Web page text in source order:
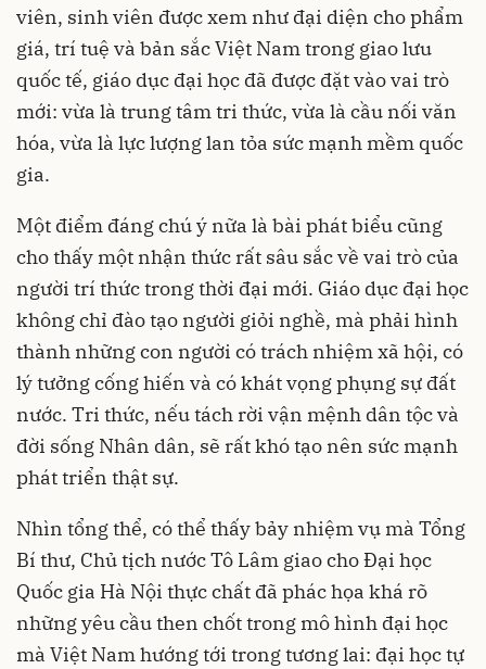
viên, sinh viên được xem như đại diện cho phẩm
giá, trí tuệ và bản sắc Việt Nam trong giao lưu
quốc tế, giáo dục đại học đã được đặt vào vai trò
mới: vừa là trung tâm tri thức, vừa là cầu nối văn
hóa, vừa là lực lượng lan tỏa sức mạnh mềm quốc
gia.
Một điểm đáng chú ý nữa là bài phát biểu cũng
cho thấy một nhận thức rất sâu sắc về vai trò của
người trí thức trong thời đại mới. Giáo dục đại học
không chỉ đào tạo người giỏi nghề, mà phải hình
thành những con người có trách nhiệm xã hội, có
lý tưởng cống hiến và có khát vọng phụng sự đất
nước. Tri thức, nếu tách rời vận mệnh dân tộc và
đời sống Nhân dân, sẽ rất khó tạo nên sức mạnh
phát triển thật sự.
Nhìn tổng thể, có thể thấy bảy nhiệm vụ mà Tổng
Bí thư, Chủ tịch nước Tô Lâm giao cho Đại học
Quốc gia Hà Nội thực chất đã phác họa khá rõ
những yêu cầu then chốt trong mô hình đại học
mà Việt Nam hướng tới trong tương lai: đại học tự